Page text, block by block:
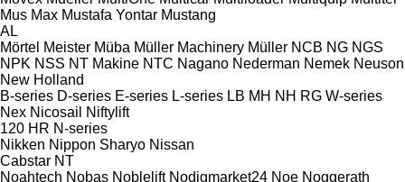
Mus Max Mustafa Yontar Mustang
AL
Mörtel Meister Müba Müller Machinery Müller NCB NG NGS
NPK NSS NT Makine NTC Nagano Nederman Nemek Neuson
New Holland
B-series D-series E-series L-series LB MH NH RG W-series
Nex Nicosail
Niftylift
120 HR N-series
Nikken Nippon Sharyo Nissan
Cabstar NT
Noahtech Nobas Noblelift Nodigmarket24 Noe Noggerath